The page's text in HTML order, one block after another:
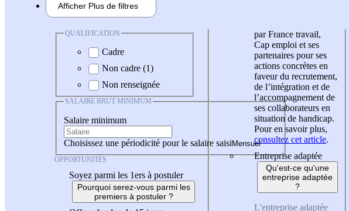
Afficher Plus de filtres
QUALIFICATION
Cadre
Non cadre (1)
Non renseignée
SALAIRE BRUT MINIMUM
Salaire minimum
Choisissez une périodicité pour le salaire saisi
OPPORTUNITÉS
Soyez parmi les 1ers à postuler
Pourquoi serez-vous parmi les
premiers à postuler ?
par France travail,
Cap emploi et ses
partenaires pour ses
actions concrètes en
faveur du recrutement,
de l’intégration et de
l’accompagnement de
ses collaborateurs en
situation de handicap.
Pour en savoir plus,
consultez cet article.
Entreprise adaptée
Qu'est-ce qu'une
entreprise adaptée
?
L'entreprise adaptée